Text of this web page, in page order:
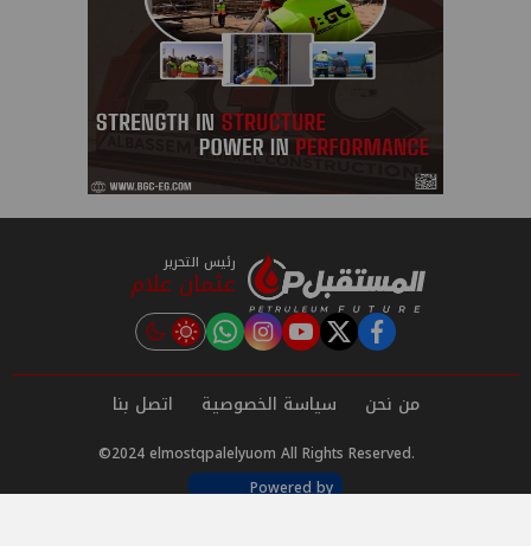
رئيس التحرير
عثمان علام
facebook
twitter
youtube
instagram
tiktok
من نحن سياسة الخصوصية اتصل بنا
©2024 elmostqpalelyuom All Rights Reserved.
Powered by